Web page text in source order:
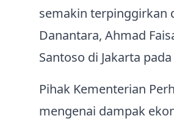
semakin terpinggirkan
Danantara, Ahmad
Santoso di Jakarta
Pihak Kementerian
mengenai dampak